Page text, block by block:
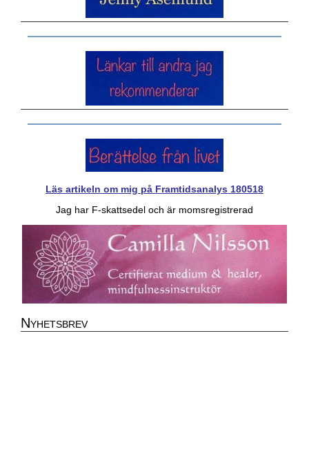
Läs artikeln om mig på Framtidsanalys 180518
Jag har F-skattsedel och är momsregistrerad
Nyhetsbrev